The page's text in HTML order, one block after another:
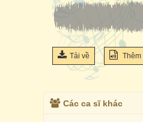
Tải về Thêm
Các ca sĩ khác